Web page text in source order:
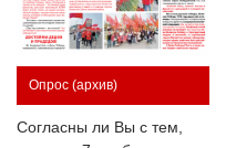
Опрос (архив)
Согласны ли Вы с тем,